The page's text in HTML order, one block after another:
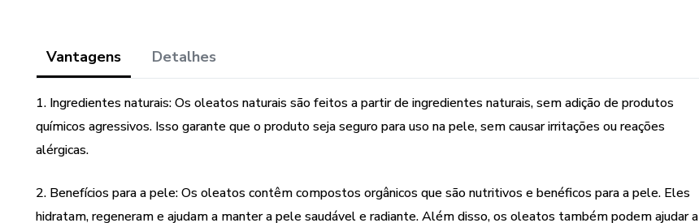
Os oleatos são óleos aromáticos que trazem vários compostos orgânicos, nutritivos e
Hidratam, regeneram e, por isso, a maceração feita com ele é perfeita para os cosméticos
naturais.
Vantagens Detalhes
1. Ingredientes naturais: Os oleatos naturais são feitos a partir de ingredientes naturais, sem adição de produtos
químicos agressivos. Isso garante que o produto seja seguro para uso na pele, sem causar irritações ou reações
alérgicas.
2. Benefícios para a pele: Os oleatos contêm compostos orgânicos que são nutritivos e benéficos para a pele. Eles
hidratam, regeneram e ajudam a manter a pele saudável e radiante. Além disso, os oleatos também podem ajudar a